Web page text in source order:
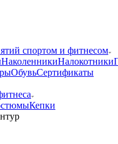
спортом и фитнесом
НаколенникиНалокотники
ОбувьСертификаты
Кепки